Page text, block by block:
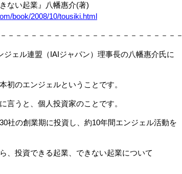
ない起業』八幡惠介(著)
book/2008/10/tousiki.html
－－－－－－－－－－－－－－－－－－－－－－－
ジェル連盟（IAIジャパン）理事長の八幡惠介氏に
初のエンジェルということです。
言うと、個人投資家のことです。
社の創業期に投資し、約10年間エンジェル活動を
、投資できる起業、できない起業について